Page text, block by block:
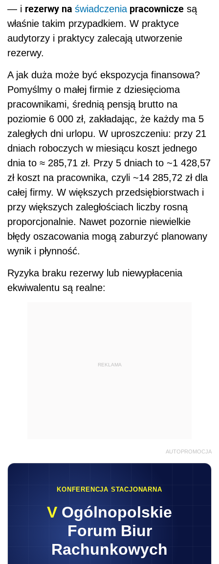
— i rezerwy na świadczeniapracownicze są
właśnie takim przypadkiem. W praktyce
audytorzy i praktycy zalecają utworzenie
rezerwy.
A jak duża może być ekspozycja finansowa?
Pomyślmy o małej firmie z dziesięcioma
pracownikami, średnią pensją brutto na
poziomie 6 000 zł, zakładając, że każdy ma 5
zaległych dni urlopu. W uproszczeniu: przy 21
dniach roboczych w miesiącu koszt jednego
dnia to ≈ 285,71 zł. Przy 5 dniach to ~1 428,57
zł koszt na pracownika, czyli ~14 285,72 zł dla
całej firmy. W większych przedsiębiorstwach i
przy większych zaległościach liczby rosną
proporcjonalnie. Nawet pozornie niewielkie
błędy oszacowania mogą zaburzyć planowany
wynik i płynność.
Ryzyka braku rezerwy lub niewypłacenia
ekwiwalentu są realne:
REKLAMA
AUTOPROMOCJA
KONFERENCJA STACJONARNA
V Ogólnopolskie
Forum Biur
Rachunkowych